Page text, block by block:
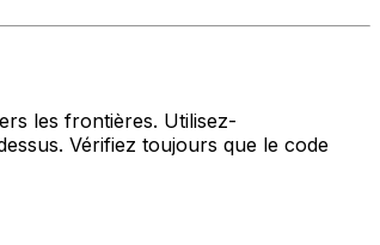
les frontières. Utilisez-
Vérifiez toujours que le code